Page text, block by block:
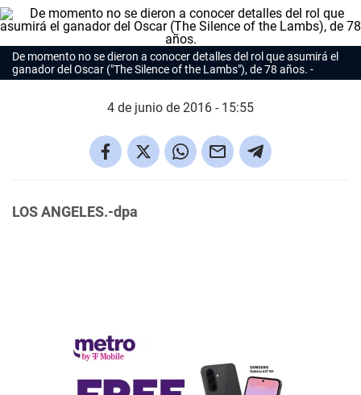
De momento no se dieron a conocer detalles del rol que asumirá el
ganador del Oscar ("The Silence of the Lambs"), de 78 años.
4 de junio de 2016 - 15:55
LOS ANGELES.-dpa